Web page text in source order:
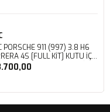
PORSCHE 911 (997) 3.8 H6
4S [FULL KIT] KUTU İÇİ
HAVA FİLTRESİ
20